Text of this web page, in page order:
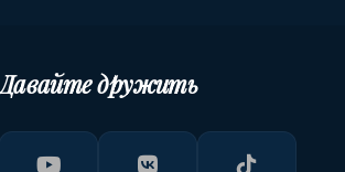
дружить